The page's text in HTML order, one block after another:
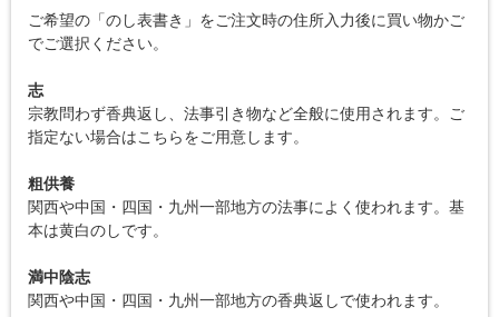
ご希望の「のし表書き」をご注文時の住所入力後に買い物かご
でご選択ください。
志
宗教問わず香典返し、法事引き物など全般に使用されます。ご
指定ない場合はこちらをご用意します。
粗供養
関西や中国・四国・九州一部地方の法事によく使われます。基
本は黄白のしです。
満中陰志
関西や中国・四国・九州一部地方の香典返しで使われます。